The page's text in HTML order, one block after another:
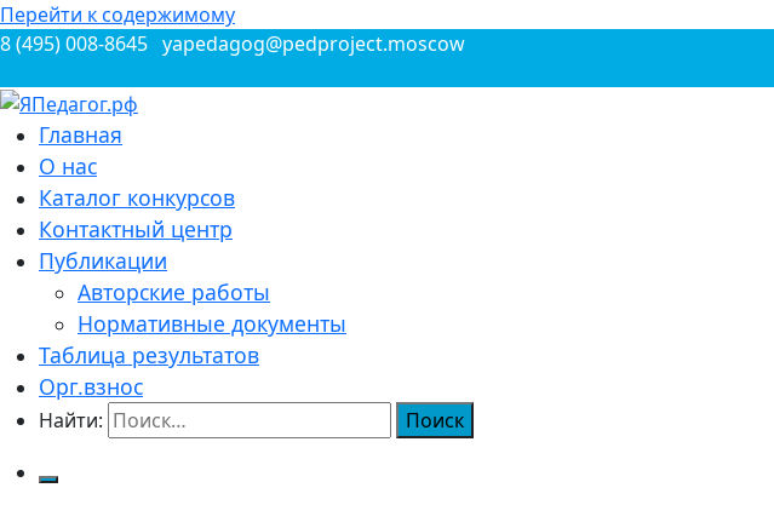
Перейти к содержимому
8 (495) 008-8645 yapedagog@pedproject.moscow
ЯПедагог.рф
Всероссийские конкурсы для педагогов
Главная
О нас
Каталог конкурсов
Контактный центр
Публикации
Авторские работы
Нормативные документы
Таблица результатов
Орг.взнос
Найти: